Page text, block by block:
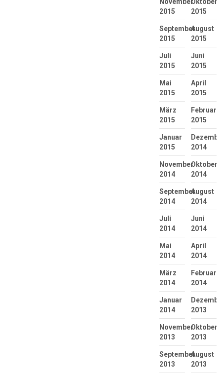
2015
2015
September
2015
August
2015
Juli
2015
Juni
2015
Mai
2015
April
2015
März
2015
Februar
2015
Januar
2015
2014
November
2014
Oktober
2014
September
2014
August
2014
Juli
2014
Juni
2014
Mai
2014
April
2014
März
2014
Februar
2014
Januar
2014
2013
November
2013
Oktober
2013
September
2013
August
2013